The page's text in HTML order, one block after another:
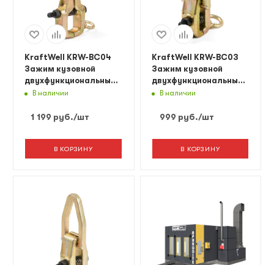
KraftWell KRW-BC04
Зажим кузовной
двухфункциональный,
3 тВ наличии
1 199 руб./шт
В КОРЗИНУ
KraftWell KRW-BC03
Зажим кузовной
двухфункциональный,
3 тВ наличии
999 руб./шт
В КОРЗИНУ